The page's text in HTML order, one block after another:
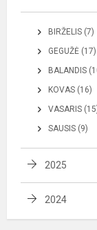
BIRŽELIS (7)
GEGUŽĖ (17)
BALANDIS
KOVAS (16)
VASARIS
SAUSIS (9)
2025
2024